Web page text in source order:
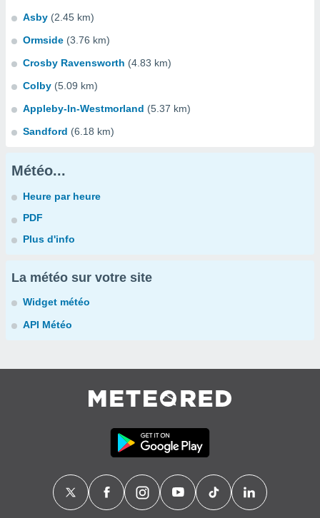
Asby (2.45 km)
Ormside (3.76 km)
Crosby Ravensworth (4.83 km)
Colby (5.09 km)
Appleby-In-Westmorland (5.37 km)
Sandford (6.18 km)
Météo...
Heure par heure
PDF
Plus d'info
La météo sur votre site
Widget météo
API Météo